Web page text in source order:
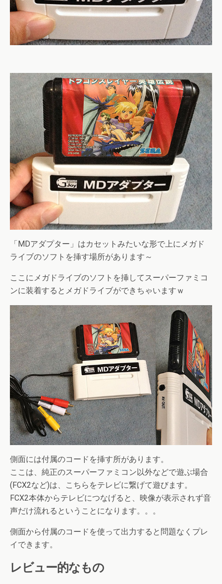
「MDアダプター」はカセットみたいな形で上にメガド
ライブのソフトを挿す場所があります～
ここにメガドライブのソフトを挿してスーパーファミコ
ンに装着するとメガドライブができちゃいますｗ
側面には付属のコードを挿す所があります。
ここは、純正のスーパーファミコン以外などで遊ぶ場合
(FCX2など)は、こちらをテレビに繋げて遊びます。
FCX2本体からテレビにつなげると、映像が表示されず音
声だけ流れるということになります。。。
側面から付属のコードを使って出力すると問題なくプレ
イできます。
レビュー的なもの